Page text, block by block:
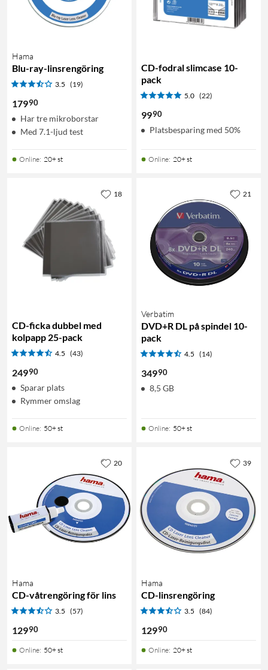
Hama
Blu-ray-linsrengöring
3.5 (19)
17990
Har tre mikroborstar
Med 7.1-ljud test
Online: 20+ st
CD-fodral slimcase 10-
pack
5.0 (22)
9990
Platsbesparing med 50%
Online: 20+ st
CD-ficka dubbel med
kolpapp 25-pack
4.5 (43)
24990
Sparar plats
Rymmer omslag
Online: 50+ st
18
Verbatim
DVD+R DL på spindel 10-
pack
4.5 (14)
34990
8,5 GB
Online: 50+ st
21
Hama
CD-våtrengöring för lins
3.5 (57)
12990
Online: 50+ st
20
Hama
CD-linsrengöring
3.5 (84)
12990
Online: 20+ st
39